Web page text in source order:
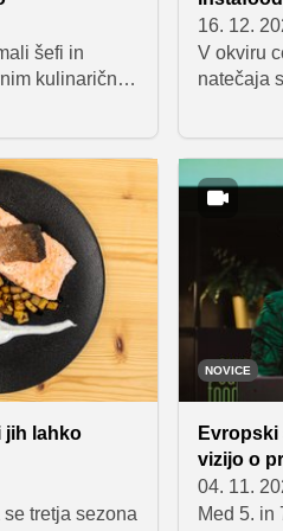
šefi in
kulinaričnim
bo pripravljena
postala Tim
arancini, ki sta
in grahovo
16. 12.
V okviru
natečaja
bralke in
njih bo
jih lahko
tretja sezona
NOVICE
vizijo o
04. 11.
Med 5. in